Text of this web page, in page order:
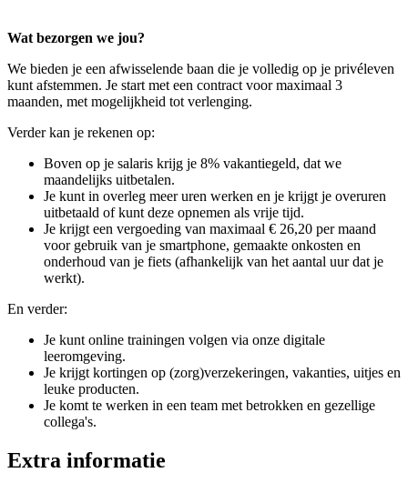
Wat bezorgen we jou?
We bieden je een afwisselende baan die je volledig op je privéleven
kunt afstemmen. Je start met een contract voor maximaal 3
maanden, met mogelijkheid tot verlenging.
Verder kan je rekenen op:
Boven op je salaris krijg je 8% vakantiegeld, dat we
maandelijks uitbetalen.
Je kunt in overleg meer uren werken en je krijgt je overuren
uitbetaald of kunt deze opnemen als vrije tijd.
Je krijgt een vergoeding van maximaal € 26,20 per maand
voor gebruik van je smartphone, gemaakte onkosten en
onderhoud van je fiets (afhankelijk van het aantal uur dat je
werkt).
En verder:
Je kunt online trainingen volgen via onze digitale
leeromgeving.
Je krijgt kortingen op (zorg)verzekeringen, vakanties, uitjes en
leuke producten.
Je komt te werken in een team met betrokken en gezellige
collega's.
Extra informatie